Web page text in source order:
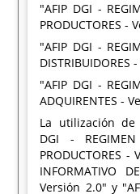
"AFIP DGI -
PRODUCTORES -
"AFIP DGI -
DISTRIBUIDORES
"AFIP DGI -
ADQUIRENTES -
La utilización de
DGI -
PRODUCTORES -
INFORMATIVO
Versión 2.0" y